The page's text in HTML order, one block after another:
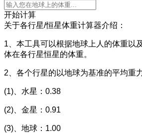
开始计算
关于各行星/恒星体重计算器介绍：
1、本工具可以根据地球上人的体重以
体在各行星恒星的体重。
2、各个行星的以地球为基准的平均重
(1)、水星：0.38
(2)、金星：0.91
(3)、地球：1.00